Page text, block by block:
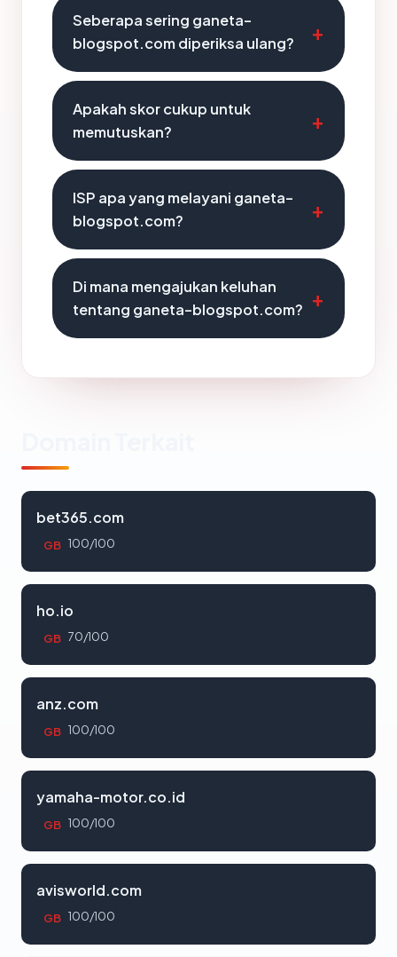
Seberapa sering ganeta-
blogspot.com diperiksa ulang?
Apakah skor cukup untuk
memutuskan?
ISP apa yang melayani ganeta-
blogspot.com?
Di mana mengajukan keluhan
tentang ganeta-blogspot.com?
bet365.com
GB 100/100
ho.io
GB 70/100
anz.com
GB 100/100
yamaha-motor.co.id
GB 100/100
avisworld.com
GB 100/100